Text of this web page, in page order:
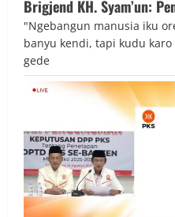
Brigjend KH. Syam’un:
"Ngebangun manusia iku
banyu kendi, tapi kudu
gede